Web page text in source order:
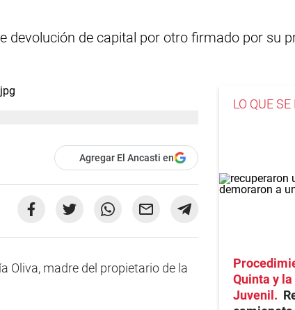
devolución de capital por otro firmado por su
Agregar El Ancasti en
Oliva, madre del propietario de la
LO QUE
Quinta y la
Juvenil